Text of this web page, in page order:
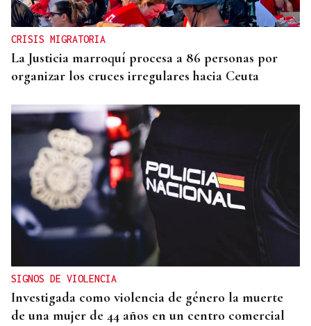
CRISIS MIGRATORIA
La Justicia marroquí procesa a 86 personas por
organizar los cruces irregulares hacia Ceuta
SIGNOS DE VIOLENCIA
Investigada como violencia de género la muerte
de una mujer de 44 años en un centro comercial